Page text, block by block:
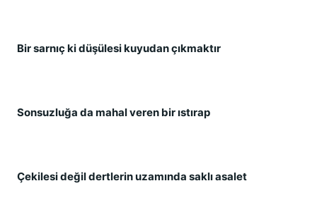
Bir sarnıç ki düşülesi kuyudan çıkmaktır
Sonsuzluğa da mahal veren bir ıstırap
Çekilesi değil dertlerin uzamında saklı asalet